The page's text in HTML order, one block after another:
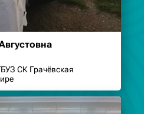
СК Грачёвская